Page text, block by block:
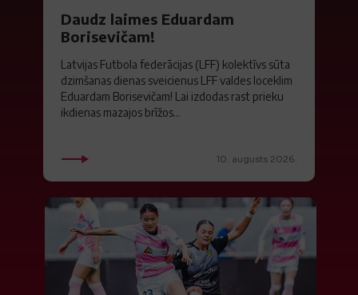
Daudz laimes Eduardam
Borisevičam!
Latvijas Futbola federācijas (LFF) kolektīvs sūta
dzimšanas dienas sveicienus LFF valdes loceklim
Eduardam Borisevičam! Lai izdodas rast prieku
ikdienas mazajos brīžos...
10. augusts 2026.